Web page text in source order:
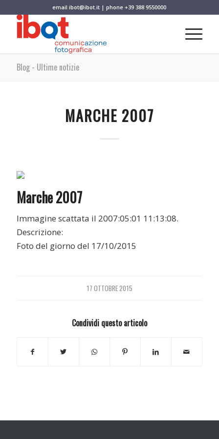
emailibot@ibot.it | phone+39 388 9550000
Blog - Ultime notizie
MARCHE 2007
Marche 2007
Immagine scattata il 2007:05:01 11:13:08.
Descrizione:
Foto del giorno del 17/10/2015
17 OTTOBRE 2015
Condividi questo articolo